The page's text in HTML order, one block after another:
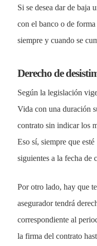
Si se desea dar de baja
con el banco o de
siempre y cuando se
Derecho de
Según la legislación
Vida con una duración
contrato sin indicar los
Eso sí, siempre que
siguientes a la fecha de
Por otro lado, hay que
asegurador tendrá
correspondiente al
la firma del contrato